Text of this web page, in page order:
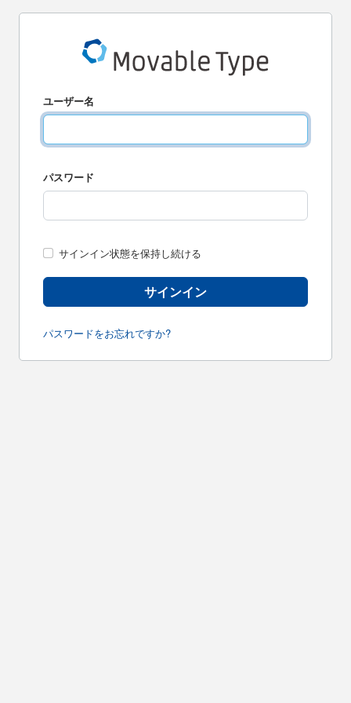
ユーザー名
パスワード
サインイン状態を保持し続ける
パスワードをお忘れですか?
サインイン